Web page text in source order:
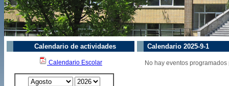
Calendario 2025-9-1
No hay eventos
Calendario de actividades
Calendario Escolar